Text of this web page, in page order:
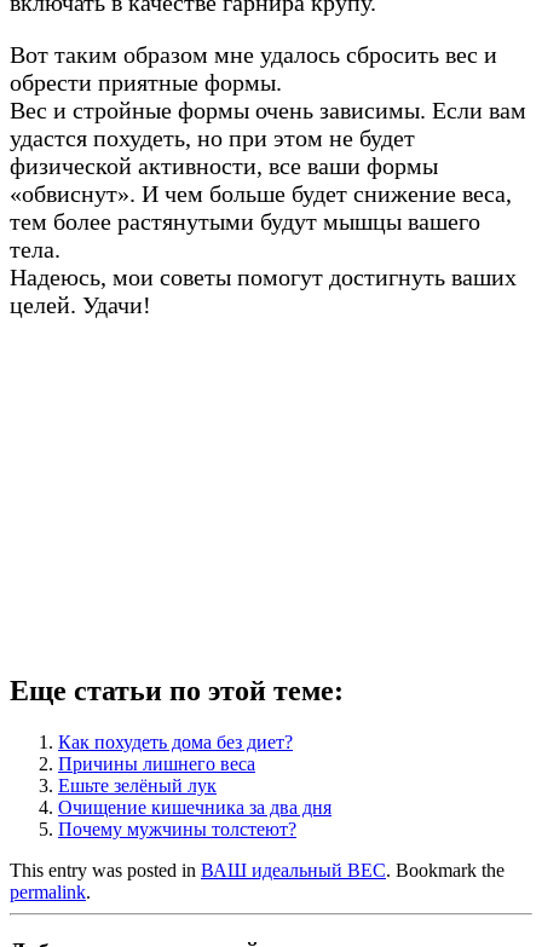
Вот таким образом мне удалось сбросить вес и
обрести приятные формы.
Вес и стройные формы очень зависимы. Если вам
удастся похудеть, но при этом не будет
физической активности, все ваши формы
«обвиснут». И чем больше будет снижение веса,
тем более растянутыми будут мышцы вашего
тела.
Надеюсь, мои советы помогут достигнуть ваших
целей. Удачи!
Еще статьи по этой теме:
Как похудеть дома без диет?
Причины лишнего веса
Ешьте зелёный лук
Очищение кишечника за два дня
Почему мужчины толстеют?
This entry was posted in ВАШ идеальный ВЕС. Bookmark the
permalink.